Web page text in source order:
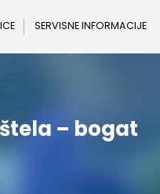
SERVISNE INFORMACIJE
– bogat